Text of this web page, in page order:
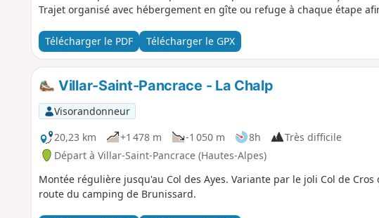
Trajet organisé avec hébergement en gîte ou refuge à chaque étape
Télécharger le PDF Télécharger le GPX
Villar-Saint-Pancrace - La Chalp
Visorandonneur
20,23 km
+1 478 m -1 050 m 8h
Très difficile
Départ à Villar-Saint-Pancrace (Hautes-Alpes)
Montée régulière jusqu'au Col des Ayes. Variante par le joli Col de
route du camping de Brunissard.